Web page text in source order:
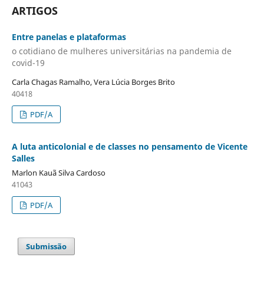
ARTIGOS
Entre panelas e plataformas
o cotidiano de mulheres universitárias na pandemia de
covid-19
Carla Chagas Ramalho, Vera Lúcia Borges Brito
40418
PDF/A
A luta anticolonial e de classes no pensamento de Vicente
Salles
Marlon Kauã Silva Cardoso
41043
PDF/A
Submissão